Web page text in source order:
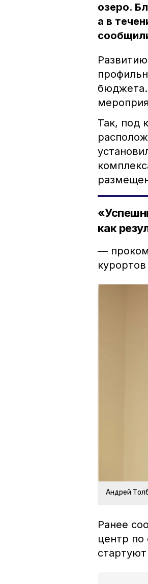
озеро.
а в
Так, под
как
—
Андрей
Ранее
центр